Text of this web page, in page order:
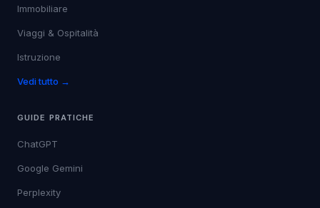
Immobiliare
Viaggi & Ospitalità
Istruzione
Vedi tutto →
GUIDE PRATICHE
ChatGPT
Google Gemini
Perplexity